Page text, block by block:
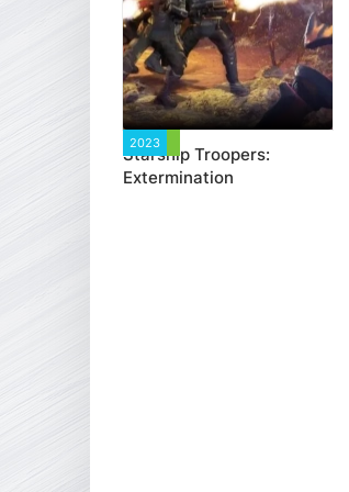
2023
Starship Troopers:
Extermination